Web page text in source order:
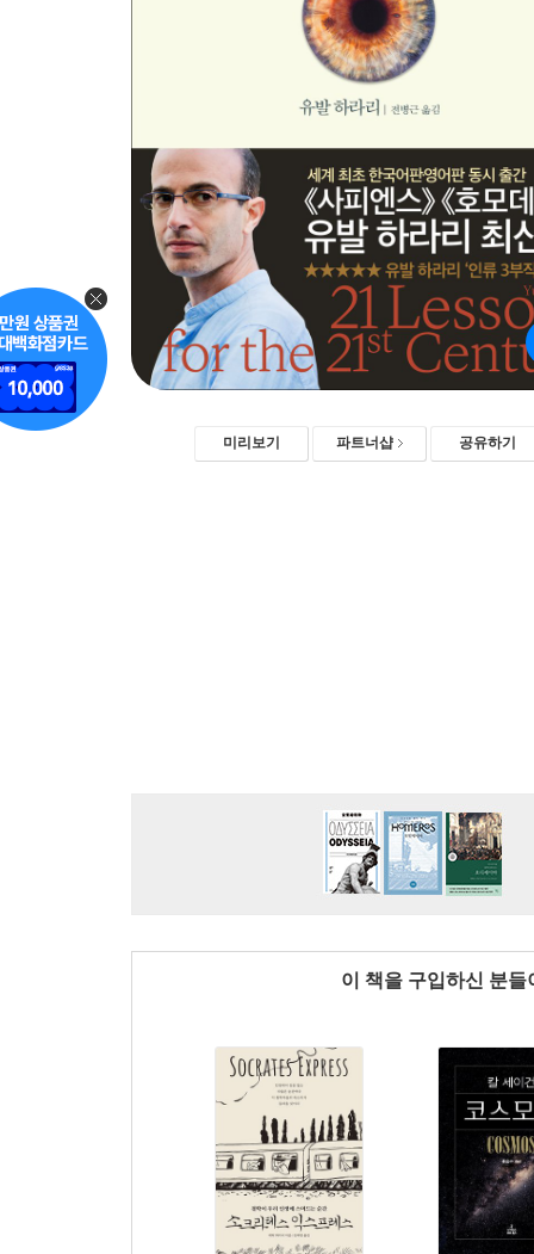
미리보기 파트너샵 공유하기
이 책을 구입하신 분